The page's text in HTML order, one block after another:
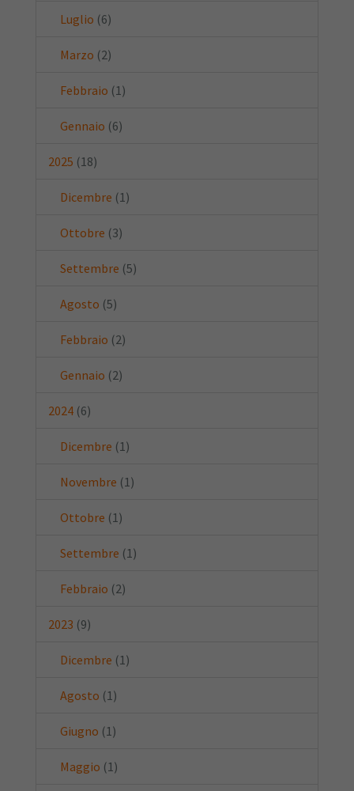
Luglio (6)
Marzo (2)
Febbraio (1)
Gennaio (6)
2025 (18)
Dicembre (1)
Ottobre (3)
Settembre (5)
Agosto (5)
Febbraio (2)
Gennaio (2)
2024 (6)
Dicembre (1)
Novembre (1)
Ottobre (1)
Settembre (1)
Febbraio (2)
2023 (9)
Dicembre (1)
Agosto (1)
Giugno (1)
Maggio (1)